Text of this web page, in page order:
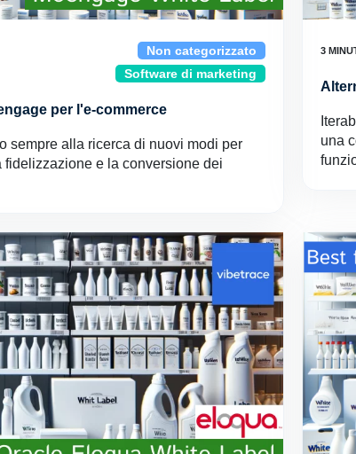
Non categorizzato
Software di marketing
per l'e-commerce
sempre alla ricerca di nuovi modi per
e la conversione dei
una